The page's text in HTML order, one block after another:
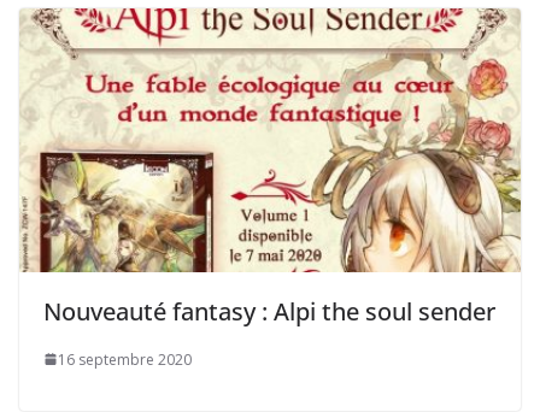
Nouveauté fantasy : Alpi the soul sender
16 septembre 2020